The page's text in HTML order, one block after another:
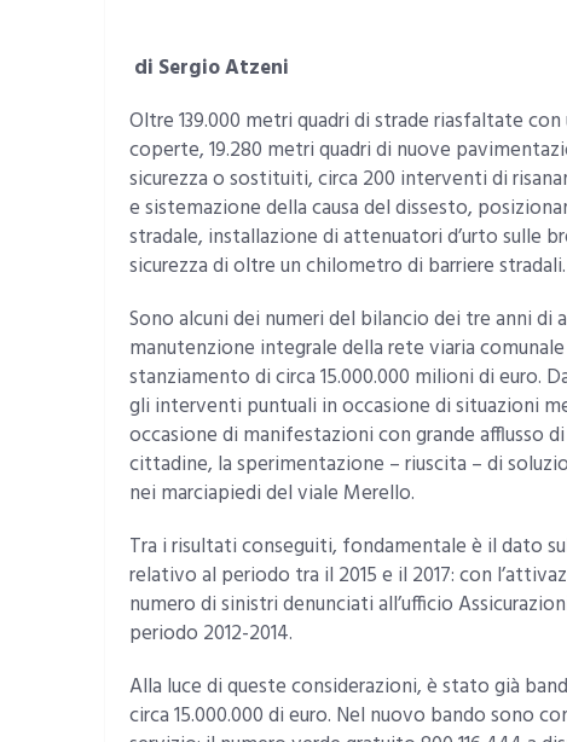
di Sergio Atzeni
Oltre 139.000 metri quadri di strade riasfaltate
coperte, 19.280 metri quadri di nuove
sicurezza o sostituiti, circa 200 interventi di
e sistemazione della causa del dissesto,
stradale, installazione di attenuatori d’urto sulle
sicurezza di oltre un chilometro di barriere stradali.
Sono alcuni dei numeri del bilancio dei tre anni
manutenzione integrale della rete viaria
stanziamento di circa 15.000.000 milioni di euro.
gli interventi puntuali in occasione di situazioni
occasione di manifestazioni con grande afflusso
cittadine, la sperimentazione – riuscita – di
nei marciapiedi del viale Merello.
Tra i risultati conseguiti, fondamentale è il dato
relativo al periodo tra il 2015 e il 2017: con
numero di sinistri denunciati all’ufficio
periodo 2012-2014.
Alla luce di queste considerazioni, è stato già
circa 15.000.000 di euro. Nel nuovo bando sono